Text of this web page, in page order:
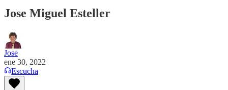
Jose Miguel Esteller
Jose
ene 30, 2022
Escucha